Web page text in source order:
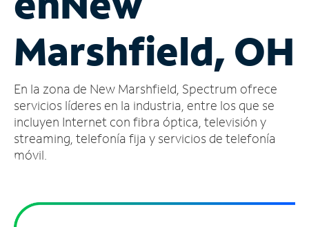
cuenta
Encuentra
tienda
Marshfield, OH
En la zona de New Marshfield, Spectrum ofrece
servicios líderes en la industria, entre los que se
incluyen Internet con fibra óptica, televisión y
streaming, telefonía fija y servicios de telefonía
móvil.